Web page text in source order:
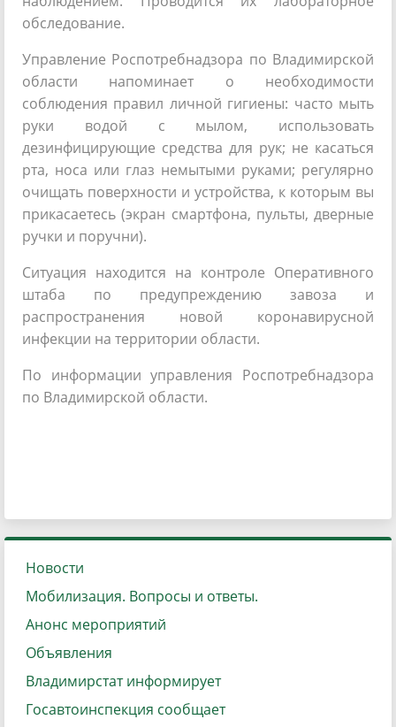
обследование.
Управление Роспотребнадзора по Владимирской
области напоминает о необходимости
соблюдения правил личной гигиены: часто мыть
руки водой с мылом, использовать
дезинфицирующие средства для рук; не касаться
рта, носа или глаз немытыми руками; регулярно
очищать поверхности и устройства, к которым вы
прикасаетесь (экран смартфона, пульты, дверные
ручки и поручни).
Ситуация находится на контроле Оперативного
штаба по предупреждению завоза и
распространения новой коронавирусной
инфекции на территории области.
По информации управления Роспотребнадзора
по Владимирской области.
Новости
Мобилизация. Вопросы и ответы.
Анонс мероприятий
Объявления
Владимирстат информирует
Госавтоинспекция сообщает